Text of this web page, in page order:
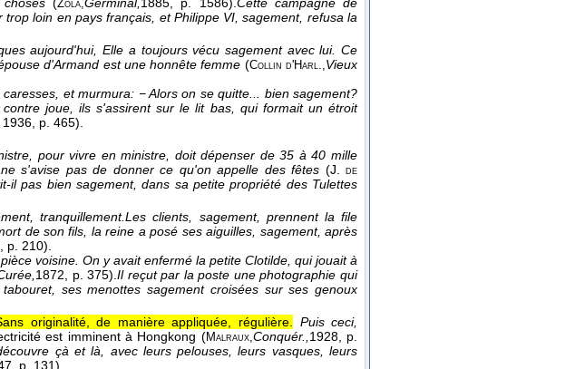
(Zola,Germinal,1885, p. 1586).Cette campagne de
loin en pays français, et Philippe VI, sagement, refusa la
aujourd'hui, Elle a toujours vécu sagement avec lui. Ce
d'Armand est une honnête femme (Collin d'Harl.,Vieux
et murmura: − Alors on se quitte... bien sagement?
contre joue, ils s'assirent sur le lit bas, qui formait un étroit
1936, p. 465).
pour vivre en ministre, doit dépenser de 35 à 40 mille
s'avise pas de donner ce qu'on appelle des fêtes (J.de
il pas bien sagement, dans sa petite propriété des Tulettes
tranquillement.Les clients, sagement, prennent la file
de son fils, la reine a posé ses aiguilles, sagement, après
, p. 210).
voisine. On y avait enfermé la petite Clotilde, qui jouait à
1872, p. 375).Il reçut par la poste une photographie qui
ses menottes sagement croisées sur ses genoux
originalité, de manière appliquée, régulière. Puis ceci,
est imminent à Hongkong (Malraux,Conquér.,1928, p.
çà et là, avec leurs pelouses, leurs vasques, leurs
, p. 131).